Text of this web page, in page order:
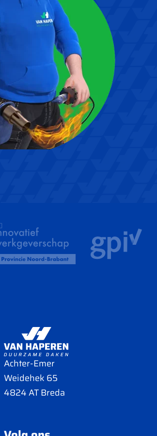
Achter-Emer
Weidehek 65
4824 AT Breda